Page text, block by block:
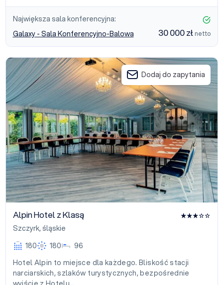
Największa sala konferencyjna:
Galaxy - Sala Konferencyjno-Balowa
30 000 zł netto
Alpin Hotel z Klasą
Dodaj do zapytania
Alpin Hotel z Klasą
Szczyrk, śląskie
180
180
96
Hotel Alpin to miejsce dla każdego. Bliskość stacji
narciarskich, szlaków turystycznych, bezpośrednie